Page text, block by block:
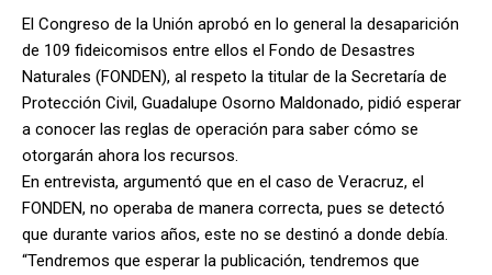
El Congreso de la Unión aprobó en lo general la desaparición
de 109 fideicomisos entre ellos el Fondo de Desastres
Naturales (FONDEN), al respeto la titular de la Secretaría de
Protección Civil, Guadalupe Osorno Maldonado, pidió esperar
a conocer las reglas de operación para saber cómo se
otorgarán ahora los recursos.
En entrevista, argumentó que en el caso de Veracruz, el
FONDEN, no operaba de manera correcta, pues se detectó
que durante varios años, este no se destinó a donde debía.
“Tendremos que esperar la publicación, tendremos que